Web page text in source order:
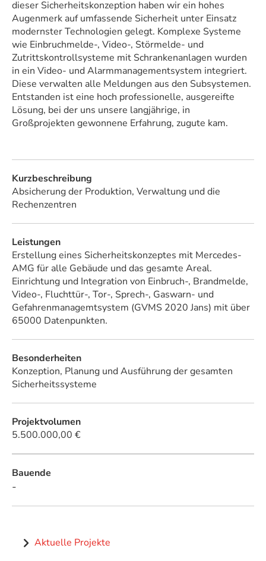
dieser Sicherheitskonzeption haben wir ein hohes
Augenmerk auf umfassende Sicherheit unter Einsatz
modernster Technologien gelegt. Komplexe Systeme
wie Einbruchmelde-, Video-, Störmelde- und
Zutrittskontrollsysteme mit Schrankenanlagen wurden
in ein Video- und Alarmmanagementsystem integriert.
Diese verwalten alle Meldungen aus den Subsystemen.
Entstanden ist eine hoch professionelle, ausgereifte
Lösung, bei der uns unsere langjährige, in
Großprojekten gewonnene Erfahrung, zugute kam.
Kurzbeschreibung
Absicherung der Produktion, Verwaltung und die
Rechenzentren
Leistungen
Erstellung eines Sicherheitskonzeptes mit Mercedes-
AMG für alle Gebäude und das gesamte Areal.
Einrichtung und Integration von Einbruch-, Brandmelde,
Video-, Fluchttür-, Tor-, Sprech-, Gaswarn- und
Gefahrenmanagemtsystem (GVMS 2020 Jans) mit über
65000 Datenpunkten.
Besonderheiten
Konzeption, Planung und Ausführung der gesamten
Sicherheitssysteme
Projektvolumen
5.500.000,00 €
Bauende
-
Aktuelle Projekte